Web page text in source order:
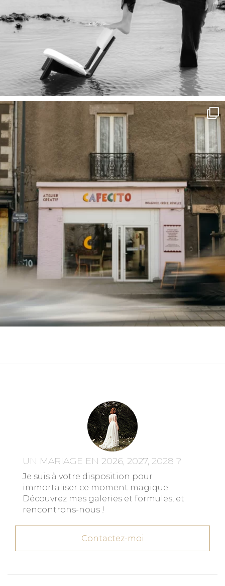
UN MARIAGE EN 2026, 2027, 2028 ?
Je suis à votre disposition pour
immortaliser ce moment magique.
Découvrez mes galeries et formules, et
rencontrons-nous !
Contactez-moi